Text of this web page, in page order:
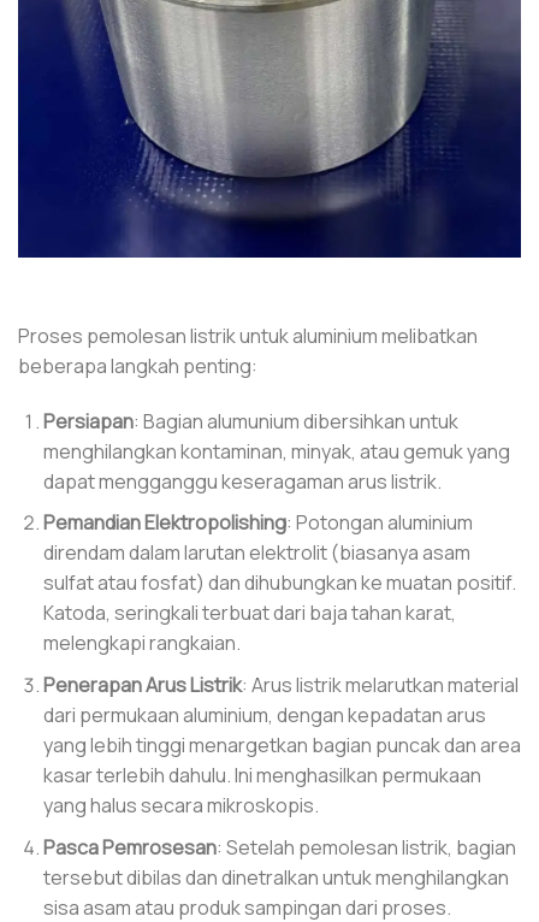
Proses pemolesan listrik untuk aluminium melibatkan
beberapa langkah penting:
Persiapan: Bagian alumunium dibersihkan untuk
menghilangkan kontaminan, minyak, atau gemuk yang
dapat mengganggu keseragaman arus listrik.
Pemandian Elektropolishing: Potongan aluminium
direndam dalam larutan elektrolit (biasanya asam
sulfat atau fosfat) dan dihubungkan ke muatan positif.
Katoda, seringkali terbuat dari baja tahan karat,
melengkapi rangkaian.
Penerapan Arus Listrik: Arus listrik melarutkan material
dari permukaan aluminium, dengan kepadatan arus
yang lebih tinggi menargetkan bagian puncak dan area
kasar terlebih dahulu. Ini menghasilkan permukaan
yang halus secara mikroskopis.
Pasca Pemrosesan: Setelah pemolesan listrik, bagian
tersebut dibilas dan dinetralkan untuk menghilangkan
sisa asam atau produk sampingan dari proses.